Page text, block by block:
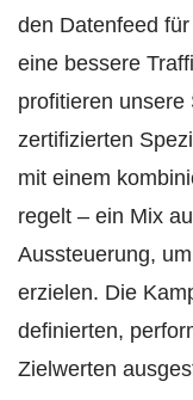
den Datenfeed
eine bessere
profitieren
zertifizierten
mit einem
regelt – ein Mix
Aussteuerung,
erzielen. Die
definierten,
Zielwerten